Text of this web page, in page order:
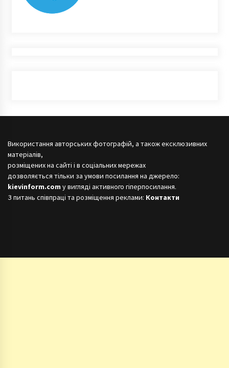
Використання авторських фотографій, а також ексклюзивних
матеріалів,
розміщених на сайті і в соціальних мережах
дозволяється тільки за умови посилання на джерело:
kievinform.com у вигляді активного гіперпосилання.
З питань співпраці та розміщення реклами: Контакти